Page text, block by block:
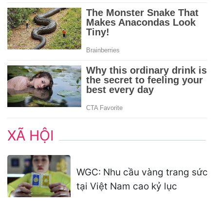
XÃ HỘI
WGC: Nhu cầu vàng trang sức
tại Việt Nam cao kỷ lục